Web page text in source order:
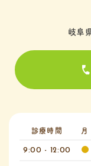
岐阜
診療時間 月
9:00 - 12:00